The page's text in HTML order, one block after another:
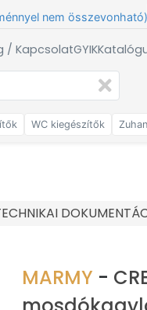
nem összevonható)
/ KapcsolatGYIK
WC kiegészítők
MARMY -